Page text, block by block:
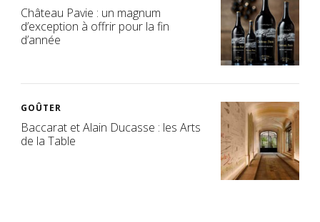
Château Pavie : un magnum
d’exception à offrir pour la fin
d’année
GOÛTER
Baccarat et Alain Ducasse : les Arts
de la Table